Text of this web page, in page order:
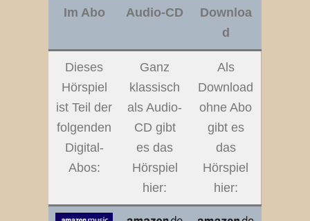
Im Abo Audio-CD
Downloa
d
Dieses
Hörspiel
ist Teil der
folgenden
Digital-
Abos:
Ganz
klassisch
als Audio-
CD gibt
es das
Hörspiel
hier:
Als
Download
ohne Abo
gibt es
das
Hörspiel
hier: